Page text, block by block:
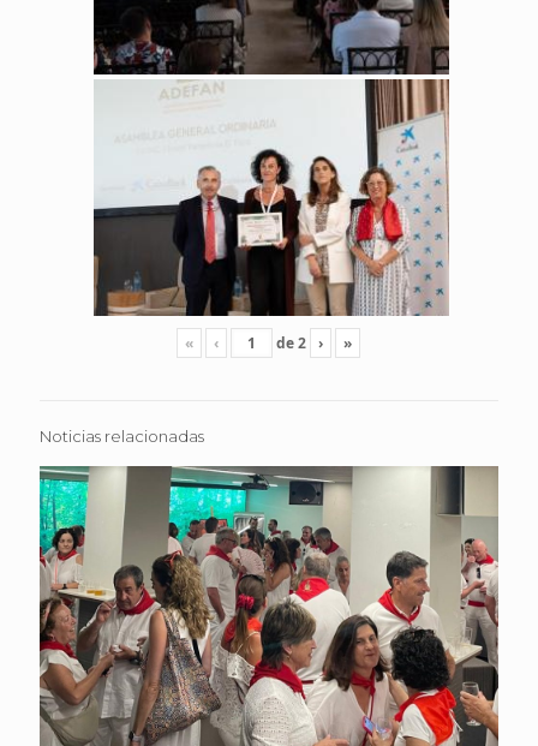
« ‹ de2 › »
Noticias relacionadas